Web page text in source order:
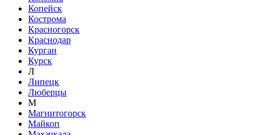
Копейск
Кострома
Красногорск
Краснодар
Курган
Курск
Л
Липецк
Люберцы
М
Магнитогорск
Майкоп